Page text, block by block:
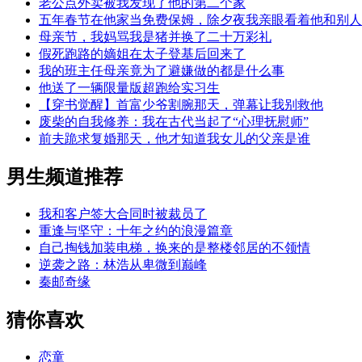
老公点外卖被我发现了他的第二个家
五年春节在他家当免费保姆，除夕夜我亲眼看着他和别
母亲节，我妈骂我是猪并换了二十万彩礼
假死跑路的嫡姐在太子登基后回来了
我的班主任母亲竟为了避嫌做的都是什么事
他送了一辆限量版超跑给实习生
【穿书觉醒】首富少爷割腕那天，弹幕让我别救他
废柴的自我修养：我在古代当起了“心理抚慰师”
前夫跪求复婚那天，他才知道我女儿的父亲是谁
男生频道推荐
我和客户签大合同时被裁员了
重逢与坚守：十年之约的浪漫篇章
自己掏钱加装电梯，换来的是整楼邻居的不领情
逆袭之路：林浩从卑微到巅峰
秦邮奇缘
猜你喜欢
恋童